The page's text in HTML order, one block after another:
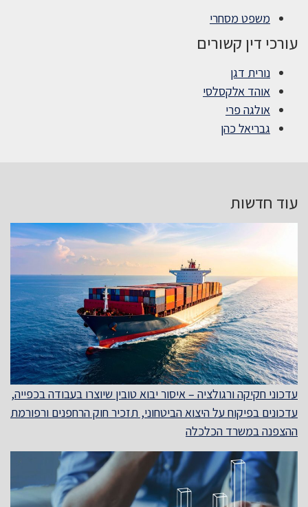
משפט מסחרי
עורכי דין קשורים
נורית דגן
אוהד אלקסלסי
אולגה פרי
גבריאל כהן
עוד חדשות
עדכוני חקיקה ורגולציה – איסור יבוא טובין שיוצרו בעבודה בכפייה,
עדכונים בפיקוח על היצוא הביטחוני, תזכיר חוק הרחפנים ורפורמת
ההצפנה במשרד הכלכלה